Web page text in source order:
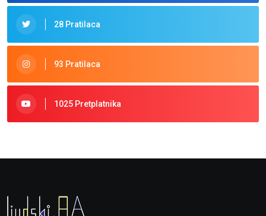
28 Pratilaca
93 Pratilaca
1025 Pretplatnika